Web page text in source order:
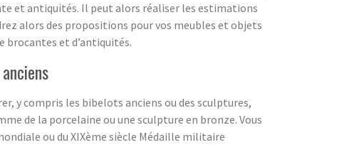
et antiquités. Il peut alors réaliser les estimations
alors des propositions pour vos meubles et objets
brocantes et d’antiquités.
y compris les bibelots anciens ou des sculptures,
de la porcelaine ou une sculpture en bronze. Vous
ou du XIXème siècle Médaille militaire